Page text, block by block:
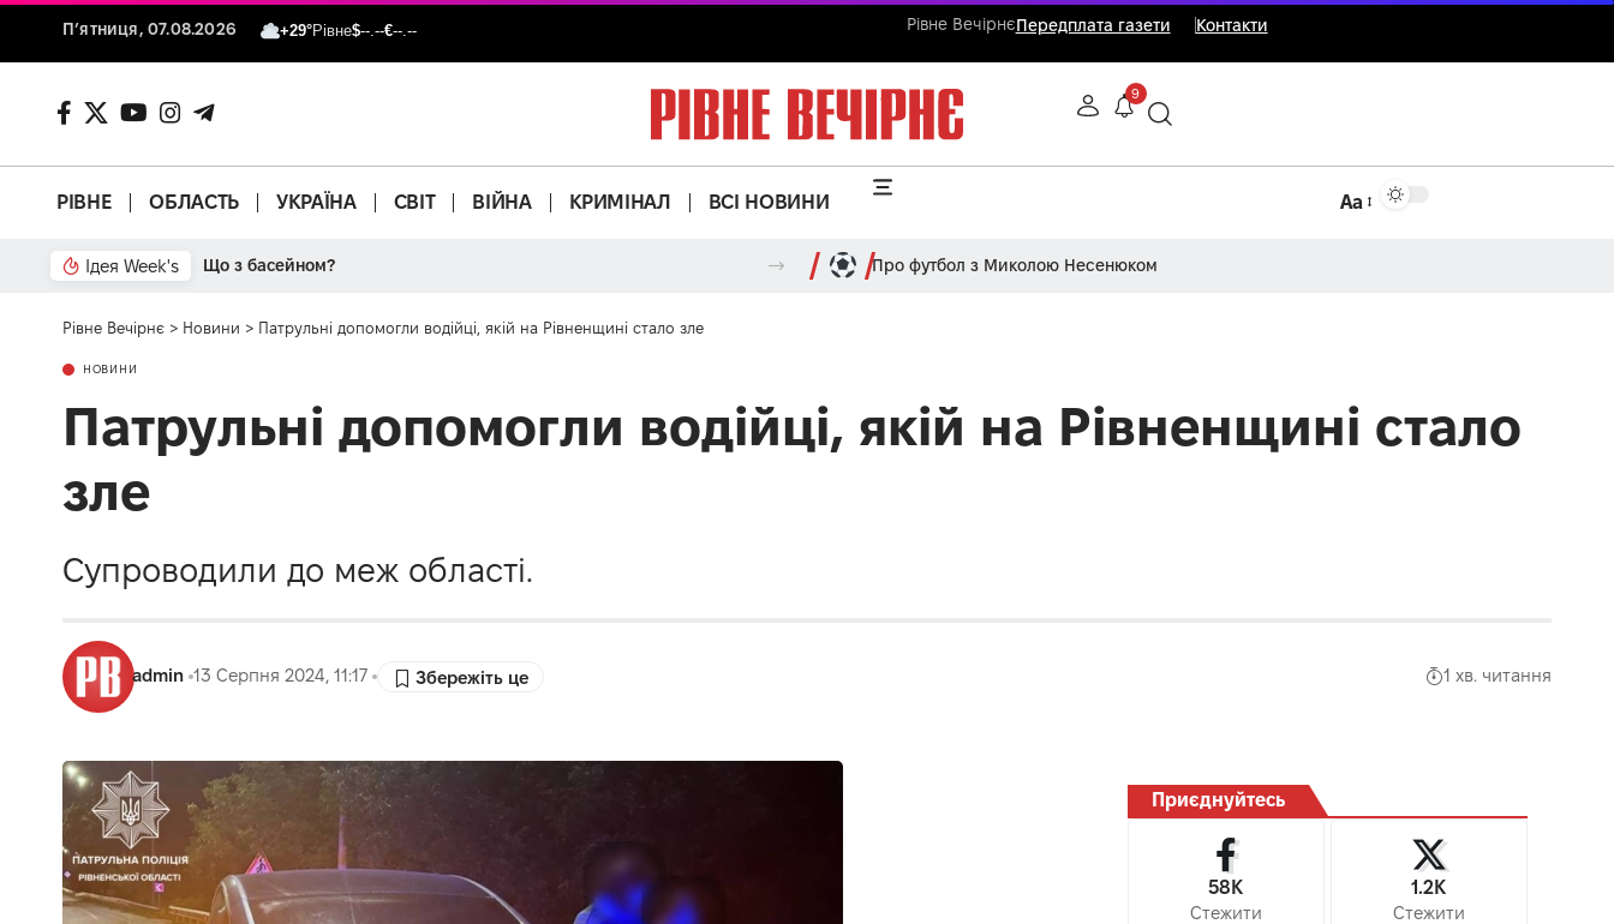
П’ятниця, 07.08.2026 +29°Рівне$--.--€--.-- Рівне ВечірнєПередплата газети Контакти
9
РІВНЕ ОБЛАСТЬ УКРАЇНА СВІТ ВІЙНА КРИМІНАЛ ВСІ НОВИНИ Аа
Ідея Week's Що з басейном? Про футбол з Миколою Несенюком
Рівне Вечірнє > Новини > Патрульні допомогли водійці, якій на Рівненщині стало зле
НОВИНИ
Патрульні допомогли водійці, якій на Рівненщині стало
зле
Супроводили до меж області.
admin 13 Серпня 2024, 11:17 1 хв. читання
Приєднуйтесь
58K
Стежити
1.2K
Стежити